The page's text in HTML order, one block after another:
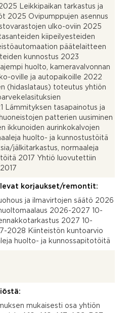
Leikkipaikan tarkastus ja
2025 Ovipumppujen asennus
ulko-oviin 2025
kiipeilyesteiden
päätelaitteen
kunnostus 2023
huolto, kameravalvonnan
oville ja autopaikoille 2022
(hidaslataus) toteutus yhtiön
Lämmityksen tasapainotus ja
patterien uusiminen
ikkunoiden aurinkokalvojen
huolto- ja kunnostustöitä
jälkitarkastus, normaaleja
2017 Yhtiö luovutettiin
korjaukset/remontit:
ja ilmavirtojen säätö 2026
2026-2027 10-
2027 10-
2028 Kiinteistön kuntoarvio
huolto- ja kunnossapitotöitä
mukaisesti osa yhtiön